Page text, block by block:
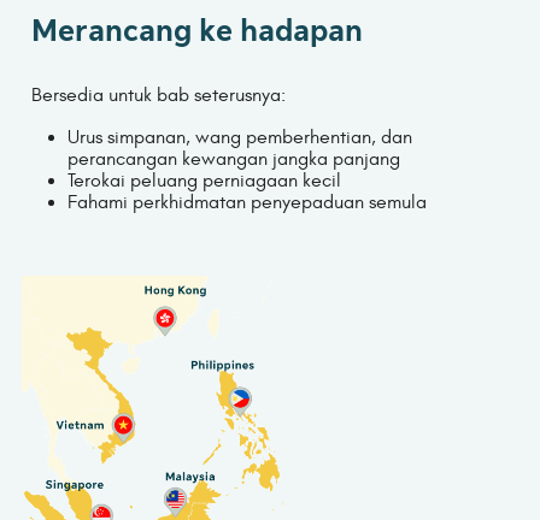
Merancang ke hadapan
Bersedia untuk bab seterusnya:
Urus simpanan, wang pemberhentian, dan
perancangan kewangan jangka panjang
Terokai peluang perniagaan kecil
Fahami perkhidmatan penyepaduan semula